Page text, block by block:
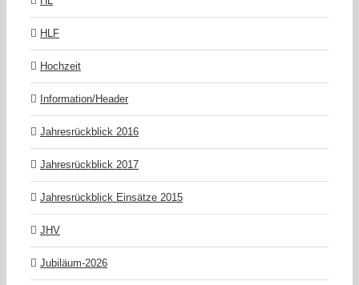
HLF
Hochzeit
Information/Header
Jahresrückblick 2016
Jahresrückblick 2017
Jahresrückblick Einsätze 2015
JHV
Jubiläum-2026